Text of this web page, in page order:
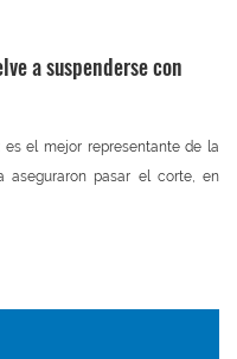
a suspenderse con
el mejor representante de la
aseguraron pasar el corte, en